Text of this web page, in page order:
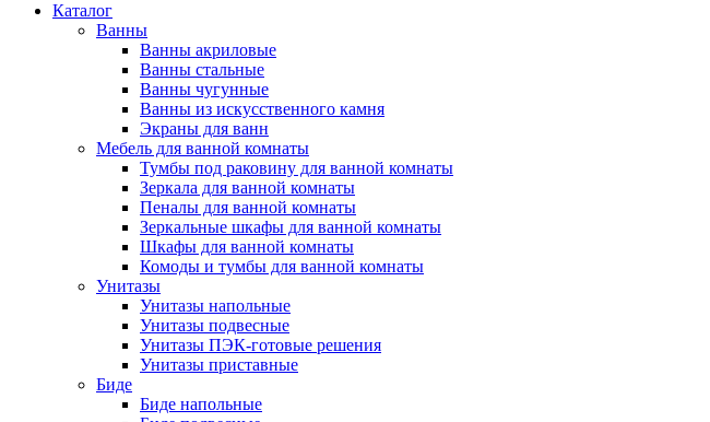
Каталог
Ванны
Ванны акриловые
Ванны стальные
Ванны чугунные
Ванны из искусственного камня
Экраны для ванн
Мебель для ванной комнаты
Тумбы под раковину для ванной комнаты
Зеркала для ванной комнаты
Пеналы для ванной комнаты
Зеркальные шкафы для ванной комнаты
Шкафы для ванной комнаты
Комоды и тумбы для ванной комнаты
Унитазы
Унитазы напольные
Унитазы подвесные
Унитазы ПЭК-готовые решения
Унитазы приставные
Биде
Биде напольные